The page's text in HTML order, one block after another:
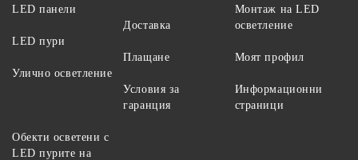
LED панели
LED пури
Улично осветление
Доставка
Плащане
Условия за
гаранция
Монтаж на LED
осветление
Моят профил
Информационни
страници
Обекти осветени с
LED пурите на